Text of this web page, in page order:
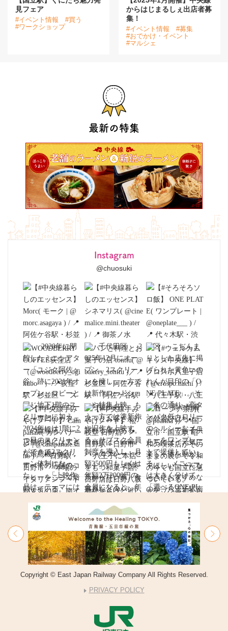
最新の特集
Instagram
@chuosuki
見フェア
#イベント情報
#買う
#ワークショップ
からはじまるしぇ出店者募
集！
#イベント情報
#募集
#おでかけ・イベント
#マルシェ
Copyright © East Japan Railway Company All Rights Reserved.
PRIVACY POLICY